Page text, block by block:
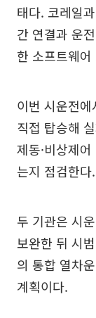
태다. 코레일
간 연결과 운
한 소프트웨
이번 시운전
직접 탑승해
제동·비상제
는지 점검한다.
두 기관은 시
보완한 뒤 시
의 통합 열차
계획이다.